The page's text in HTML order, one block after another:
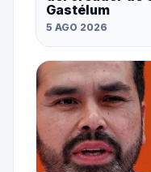
Gastélum
5 AGO 2026